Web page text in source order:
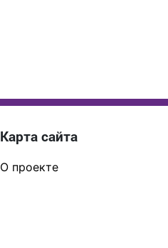
Карта сайта
О проекте